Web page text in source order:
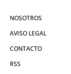
NOSOTROS
AVISO LEGAL
CONTACTO
RSS